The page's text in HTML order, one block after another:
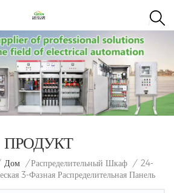
ПРОДУКТ
Дом / Распределительный Шкаф / 24-
3-Фазная Распределительная Панель